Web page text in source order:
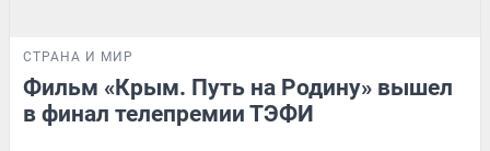
СТРАНА И МИР
Фильм «Крым. Путь на Родину» вышел
в финал телепремии ТЭФИ